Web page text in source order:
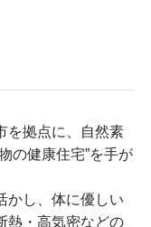
を拠点に、自然素
の健康住宅”を手が
かし、体に優しい
熱・高気密などの